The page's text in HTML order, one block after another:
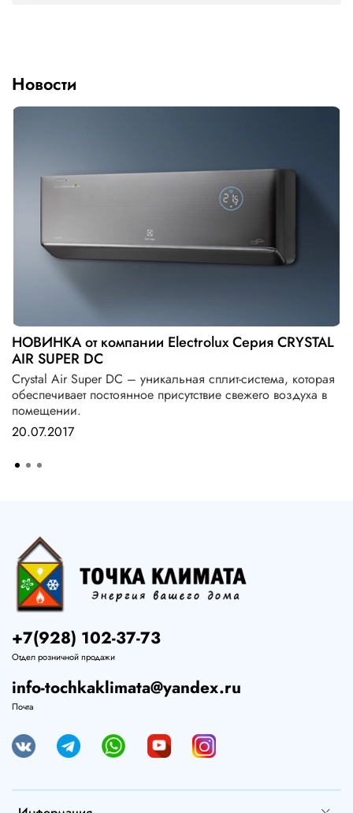
Новости
НОВИНКА от компании Electrolux Серия CRYSTAL
AIR SUPER DC
Crystal Air Super DC – уникальная сплит-система, которая
обеспечивает постоянное присутствие свежего воздуха в
помещении.
20.07.2017
+7(928) 102-37-73
Отдел розничной продажи
info-tochkaklimata@yandex.ru
Почта